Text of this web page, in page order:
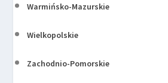
Warmińsko-Mazurskie
Wielkopolskie
Zachodnio-Pomorskie